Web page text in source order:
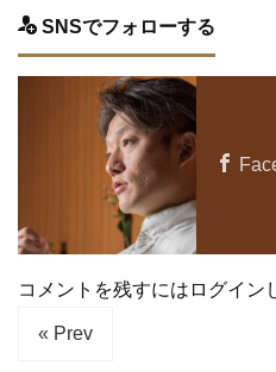
SNSでフォローする
コメントを残すにはログイン
« Prev